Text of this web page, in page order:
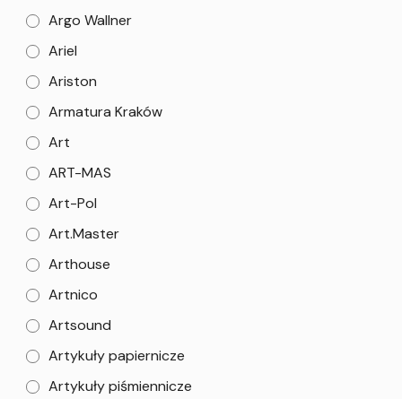
Argo Wallner
Ariel
Ariston
Armatura Kraków
Art
ART-MAS
Art-Pol
Art.Master
Arthouse
Artnico
Artsound
Artykuły papiernicze
Artykuły piśmiennicze